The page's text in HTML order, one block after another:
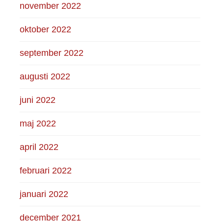
november 2022
oktober 2022
september 2022
augusti 2022
juni 2022
maj 2022
april 2022
februari 2022
januari 2022
december 2021